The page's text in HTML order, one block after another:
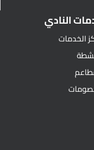
النادي
الخدمات